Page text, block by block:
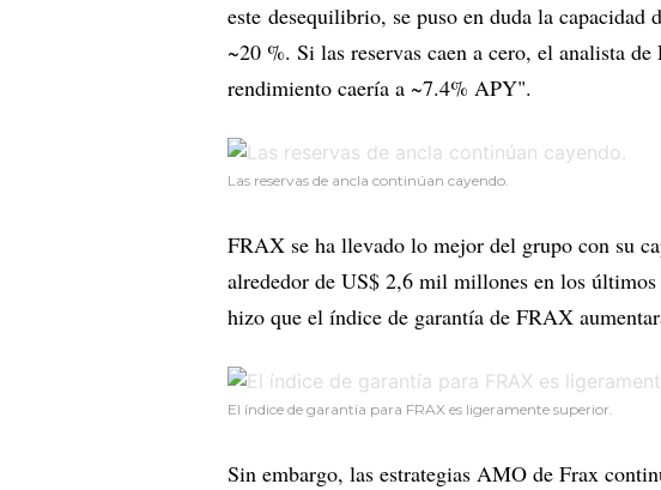
este desequilibrio, se puso en duda la
~20 %. Si las reservas caen a cero, el analista
rendimiento caería a ~7.4% APY".
Las reservas de ancla continúan cayendo.
FRAX se ha llevado lo mejor del grupo con su
alrededor de US$ 2,6 mil millones en los
hizo que el índice de garantía de FRAX
El índice de garantía para FRAX es ligeramente superior.
Sin embargo, las estrategias AMO de Frax